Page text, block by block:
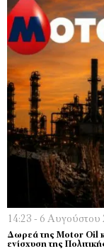
14:23 - 6 Αυγούστου
Δωρεά της Motor Oil
ενίσχυση της